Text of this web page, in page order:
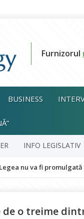
Furnizorul
BUSINESS
INFO LEGISLATIV
și pune în
de o treime